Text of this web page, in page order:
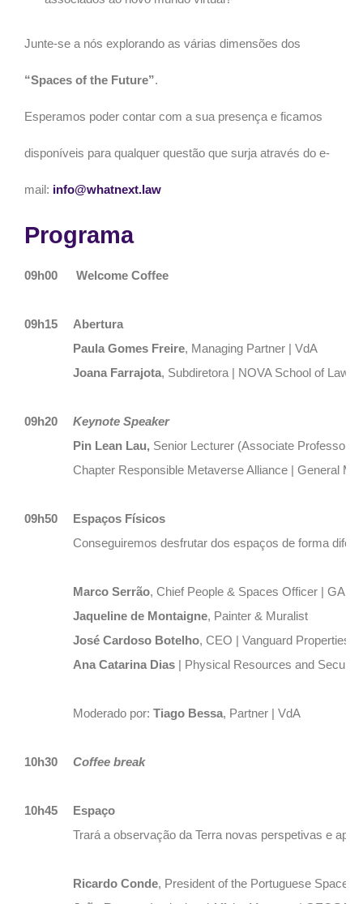
Junte-se a nós explorando as várias dimensões dos
“Spaces of the Future”.
Esperamos poder contar com a sua presença e ficamos
disponíveis para qualquer questão que surja através do e-
mail: info@whatnext.law
Programa
09h00 Welcome Coffee
09h15
Abertura
Paula Gomes Freire, Managing Partner | VdA
Joana Farrajota, Subdiretora | NOVA School of Law
09h20
Keynote Speaker
Pin Lean Lau, Senior Lecturer (Associate Professor)
Chapter Responsible Metaverse Alliance | General
09h50
Espaços Físicos
Conseguiremos desfrutar dos espaços de forma
Marco Serrão, Chief People & Spaces Officer | GALP
Jaqueline de Montaigne, Painter & Muralist
José Cardoso Botelho, CEO | Vanguard Properties
Ana Catarina Dias | Physical Resources and
Moderado por: Tiago Bessa, Partner | VdA
10h30 Coffee break
10h45
Espaço
Trará a observação da Terra novas perspetivas e
Ricardo Conde, President of the Portuguese Space